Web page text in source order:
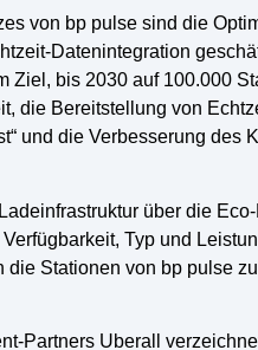
von bp pulse sind die
Datenintegration
Ziel, bis 2030 auf 100.000
die Bereitstellung von
und die Verbesserung des
über die
Typ und
Stationen von bp pulse
Partners Uberall